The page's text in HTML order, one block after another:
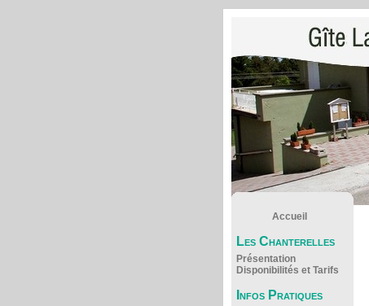
Accueil
Les Chanterelles
Présentation
Disponibilités et Tarifs
Infos Pratiques